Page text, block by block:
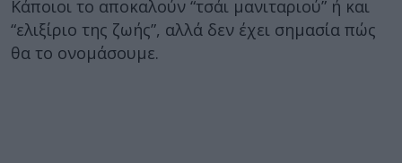
Κάποιοι το αποκαλούν “τσάι μανιταριού” ή και
“ελιξίριο της ζωής”, αλλά δεν έχει σημασία πώς
θα το ονομάσουμε.